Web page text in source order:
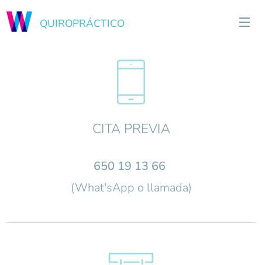
QUIROPRÁCTICO
CITA PREVIA
650 19 13 66
(What'sApp o llamada)